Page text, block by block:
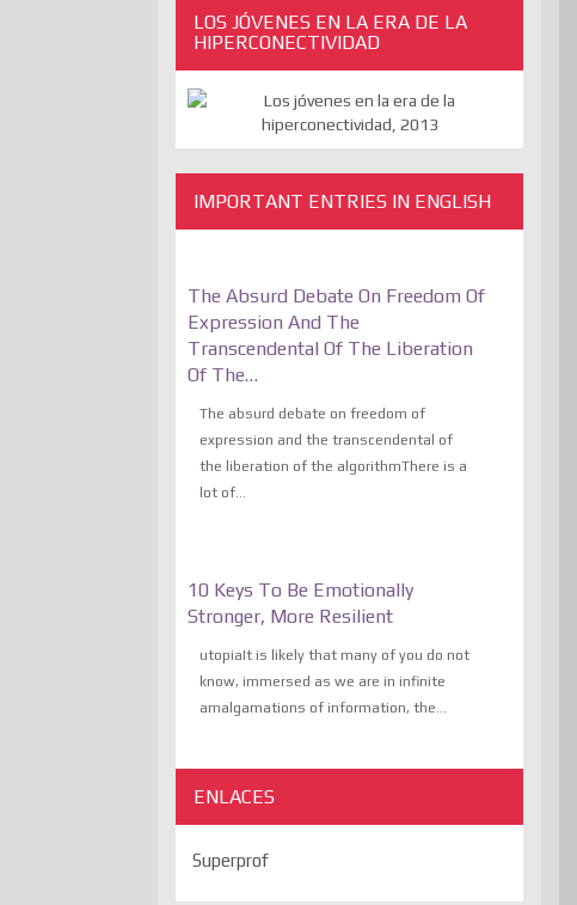
LOS JÓVENES EN LA ERA DE LA
HIPERCONECTIVIDAD
IMPORTANT ENTRIES IN ENGLISH
The Absurd Debate On Freedom Of
Expression And The
Transcendental Of The Liberation
Of The…
The absurd debate on freedom of
expression and the transcendental of
the liberation of the algorithmThere is a
lot of...
10 Keys To Be Emotionally
Stronger, More Resilient
utopiaIt is likely that many of you do not
know, immersed as we are in infinite
amalgamations of information, the...
ENLACES
Superprof